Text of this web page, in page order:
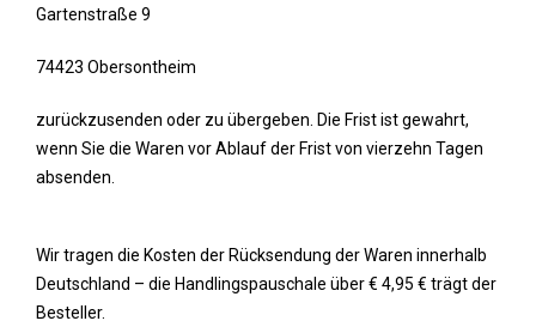
Gartenstraße 9
74423 Obersontheim
zurückzusenden oder zu übergeben. Die Frist ist gewahrt,
wenn Sie die Waren vor Ablauf der Frist von vierzehn Tagen
absenden.
Wir tragen die Kosten der Rücksendung der Waren innerhalb
Deutschland – die Handlingspauschale über € 4,95 € trägt der
Besteller.